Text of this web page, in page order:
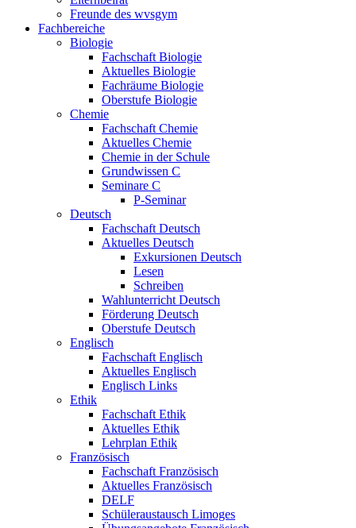
Freunde des wvsgym
Fachbereiche
Biologie
Fachschaft Biologie
Aktuelles Biologie
Fachräume Biologie
Oberstufe Biologie
Chemie
Fachschaft Chemie
Aktuelles Chemie
Chemie in der Schule
Grundwissen C
Seminare C
P-Seminar
Deutsch
Fachschaft Deutsch
Aktuelles Deutsch
Exkursionen Deutsch
Lesen
Schreiben
Wahlunterricht Deutsch
Förderung Deutsch
Oberstufe Deutsch
Englisch
Fachschaft Englisch
Aktuelles Englisch
Englisch Links
Ethik
Fachschaft Ethik
Aktuelles Ethik
Lehrplan Ethik
Französisch
Fachschaft Französisch
Aktuelles Französisch
DELF
Schüleraustausch Limoges